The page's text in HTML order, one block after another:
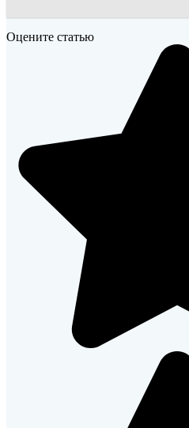
Оцените статью